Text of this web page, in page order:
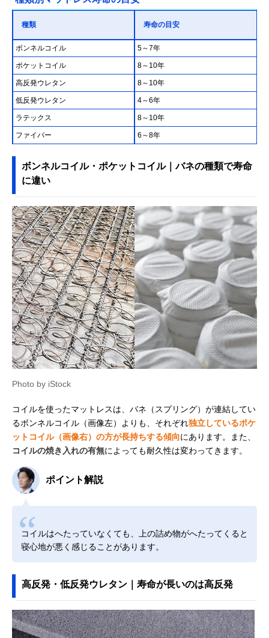
種類 寿命の目安
ボンネルコイル 5～7年
ポケットコイル 8～10年
高反発ウレタン 8～10年
低反発ウレタン 4～6年
ラテックス 8～10年
ファイバー 6～8年
ボンネルコイル・ポケットコイル｜バネの種類で寿命
に違い
Photo by iStock
コイルを使ったマットレスは、バネ（スプリング）が連結してい
るボンネルコイル（画像左）よりも、それぞれ独立しているポケ
ットコイル（画像右）の方が長持ちする傾向にあります。また、
コイルの焼き入れの有無によっても耐久性は変わってきます。
ポイント解説
コイルはへたっていなくても、上の詰め物がへたってくると
寝心地が悪く感じることがあります。
高反発・低反発ウレタン｜寿命が長いのは高反発